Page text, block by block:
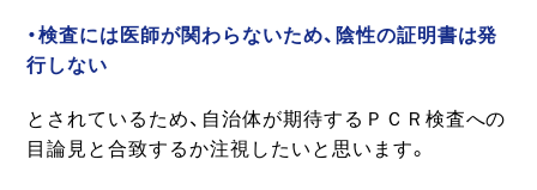
・検査には医師が関わらないため、陰性の証明書は発
行しない
とされているため、自治体が期待するＰＣＲ検査への
目論見と合致するか注視したいと思います。